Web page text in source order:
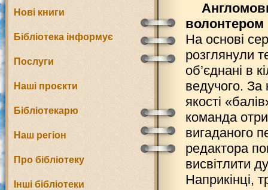
Нові книги
Бібліотека інформує
Послуги
Наші проєкти
Бібліотекарю
Наш регіон
Про бібліотеку
Інші бібліотеки
волонтером
На основі
розглянули
об’єднані в
ведучого. За
якості
команда
вигаданого
редактора
висвітлити
Наприкінці,